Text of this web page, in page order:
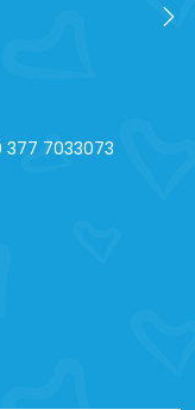
377 7033073